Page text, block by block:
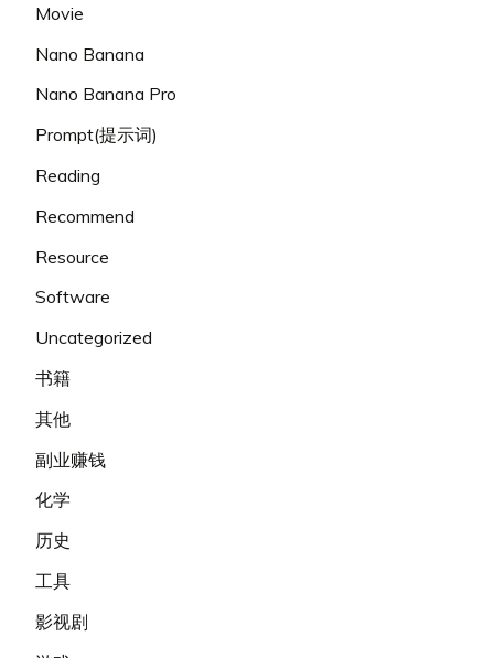
Movie
Nano Banana
Nano Banana Pro
Prompt(提示词)
Reading
Recommend
Resource
Software
Uncategorized
书籍
其他
副业赚钱
化学
历史
工具
影视剧